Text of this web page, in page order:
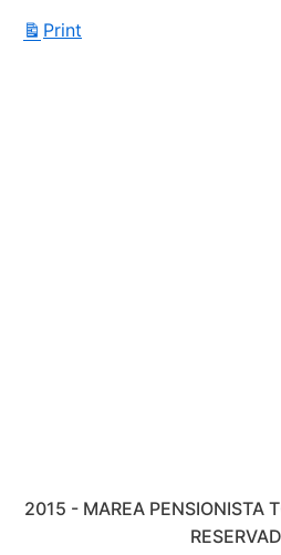
Print
2015 - MAREA PENSIONISTA